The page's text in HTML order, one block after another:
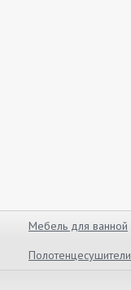
Мебель для ванной
Полотенцесушители